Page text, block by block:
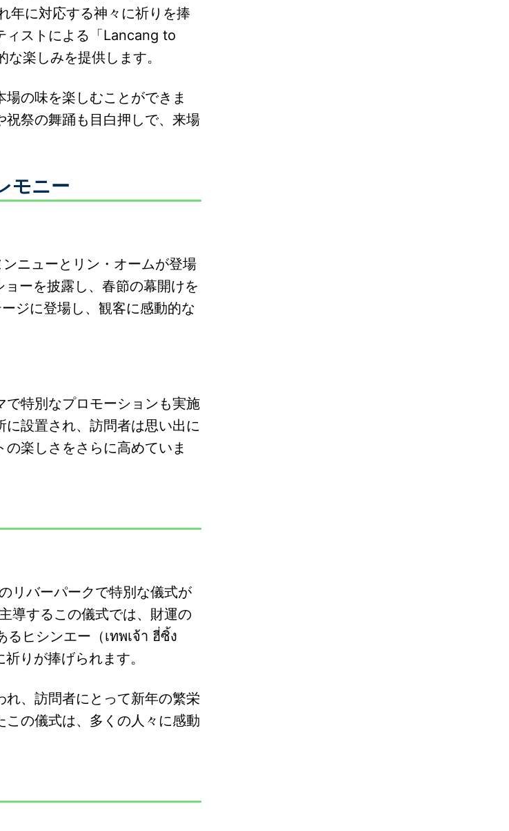
年に対応する神々に祈りを捧
ィストによる「Lancang to
楽しみを提供します。
の味を楽しむことができま
祭の舞踊も目白押しで、来場
モニー
ニューとリン・オームが登場
ーを披露し、春節の幕開けを
ジに登場し、観客に感動的な
特別なプロモーションも実施
設置され、訪問者は思い出に
楽しさをさらに高めていま
リバーパークで特別な儀式が
するこの儀式では、財運の
るヒシンエー（เทพเจ้า ฮี่ซิ้ง
りが捧げられます。
、訪問者にとって新年の繁栄
の儀式は、多くの人々に感動